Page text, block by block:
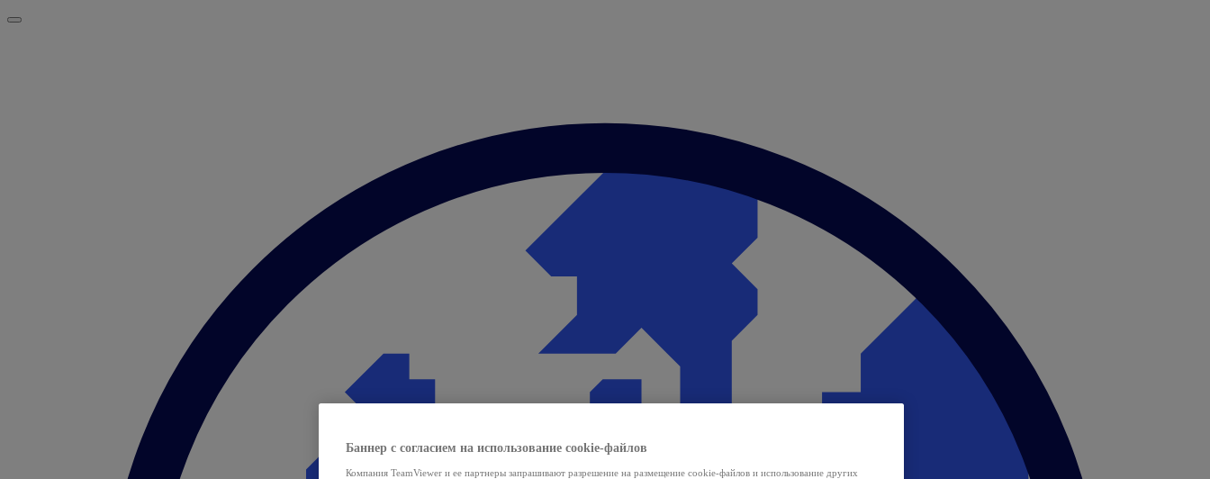
Баннер с согласием на использование cookie-файлов
Компания TeamViewer и ее партнеры запрашивают разрешение на размещение cookie-файлов и использование других